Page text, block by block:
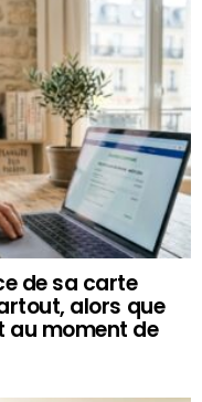
de sa carte
alors que
au moment de